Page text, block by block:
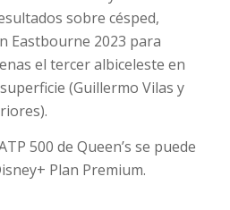
sobre césped,
Eastbourne 2023 para
el tercer albiceleste en
(Guillermo Vilas y
500 de Queen’s se puede
Plan Premium.